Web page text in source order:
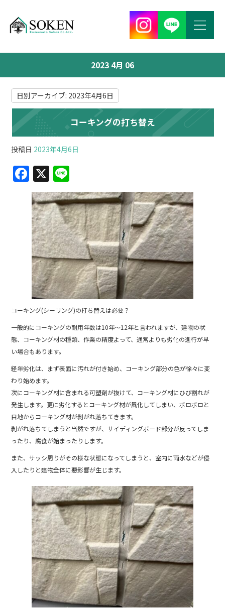
2023 4月 06
日別アーカイブ: 2023年4月6日
コーキングの打ち替え
投稿日 2023年4月6日
F
a
c
e
b
o
o
k
X
n
e
コーキング(シーリング)の打ち替えは必要？
一般的にコーキングの耐用年数は10年～12年と言われますが、建物の状
態、コーキング材の種類、作業の精度よって、通常よりも劣化の進行が早
い場合もあります。
経年劣化は、まず表面に汚れが付き始め、コーキング部分の色が徐々に変
わり始めます。
次にコーキング材に含まれる可塑剤が抜けて、コーキング材にひび割れが
発生します。更に劣化するとコーキング材が風化してしまい、ボロボロと
目地からコーキング材が剥がれ落ちてきます。
剥がれ落ちてしまうと当然ですが、サイディングボード部分が反ってしま
ったり、腐食が始まったりします。
また、サッシ周りがその様な状態になってしまうと、室内に雨水などが侵
入したりと建物全体に悪影響が生じます。